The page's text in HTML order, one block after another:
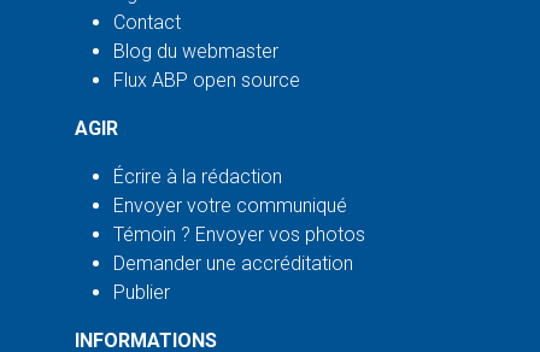
Contact
Blog du webmaster
Flux ABP open source
AGIR
Écrire à la rédaction
Envoyer votre communiqué
Témoin ? Envoyer vos photos
Demander une accréditation
Publier
INFORMATIONS